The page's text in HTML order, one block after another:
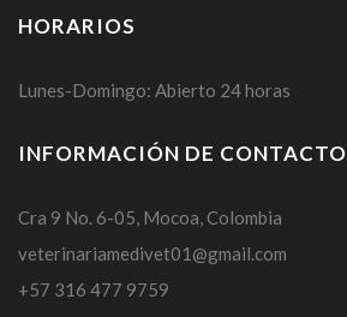
HORARIOS
Lunes-Domingo: Abierto 24 horas
INFORMACIÓN DE CONTACTO
Cra 9 No. 6-05, Mocoa, Colombia
veterinariamedivet01@gmail.com
+57 316 477 9759